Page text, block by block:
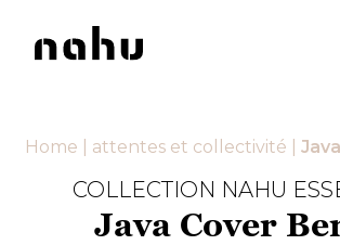
Home attentes et collectivité
COLLECTION NAHU
Java Cover